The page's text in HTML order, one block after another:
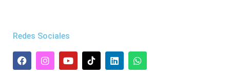
Redes Sociales
F
a
I
n
Y
o
L
i
W
h